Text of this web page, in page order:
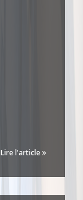
Lire l'article